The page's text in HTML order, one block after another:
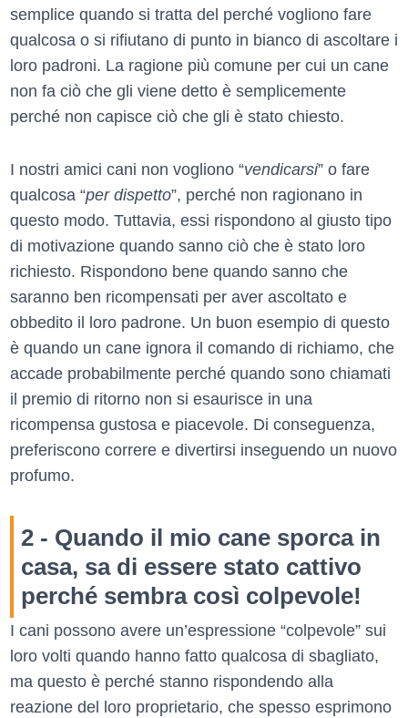
semplice quando si tratta del perché vogliono fare
qualcosa o si rifiutano di punto in bianco di ascoltare i
loro padroni. La ragione più comune per cui un cane
non fa ciò che gli viene detto è semplicemente
perché non capisce ciò che gli è stato chiesto.
I nostri amici cani non vogliono “vendicarsi” o fare
qualcosa “per dispetto”, perché non ragionano in
questo modo. Tuttavia, essi rispondono al giusto tipo
di motivazione quando sanno ciò che è stato loro
richiesto. Rispondono bene quando sanno che
saranno ben ricompensati per aver ascoltato e
obbedito il loro padrone. Un buon esempio di questo
è quando un cane ignora il comando di richiamo, che
accade probabilmente perché quando sono chiamati
il premio di ritorno non si esaurisce in una
ricompensa gustosa e piacevole. Di conseguenza,
preferiscono correre e divertirsi inseguendo un nuovo
profumo.
2 - Quando il mio cane sporca in
casa, sa di essere stato cattivo
perché sembra così colpevole!
I cani possono avere un’espressione “colpevole” sui
loro volti quando hanno fatto qualcosa di sbagliato,
ma questo è perché stanno rispondendo alla
reazione del loro proprietario, che spesso esprimono